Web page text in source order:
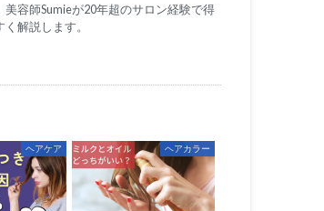
容師Sumieが20年超のサロン経験で得
解説します。
ヘアケア ヘアカラー